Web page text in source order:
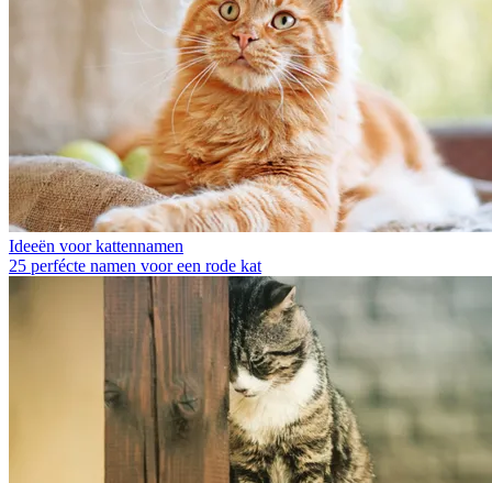
Ideeën voor kattennamen
25 perfécte namen voor een rode kat